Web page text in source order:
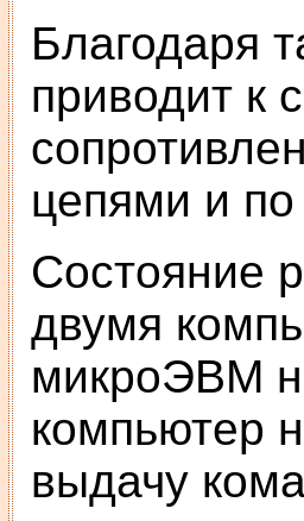
Благодаря
приводит к
цепями и
Состояние
двумя
микроЭВМ
компьютер
выдачу